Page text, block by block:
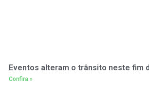
Eventos alteram o trânsito neste fim
Confira »